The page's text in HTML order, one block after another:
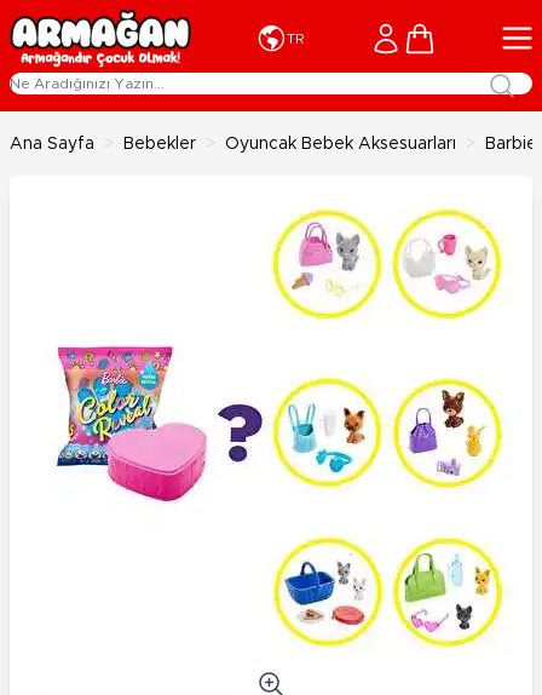
İçeriğe geç
TR Cart
Ana Sayfa > Bebekler > Oyuncak Bebek Aksesuarları > Barbie